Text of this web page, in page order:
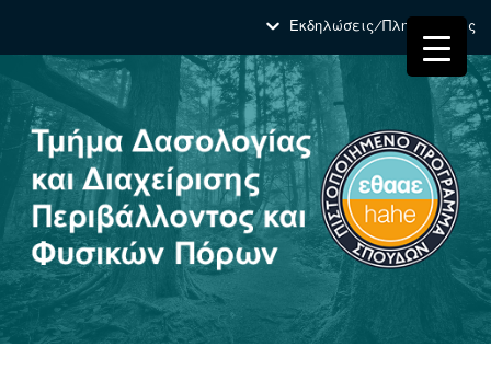
Εκδηλώσεις/Πληροφορίες